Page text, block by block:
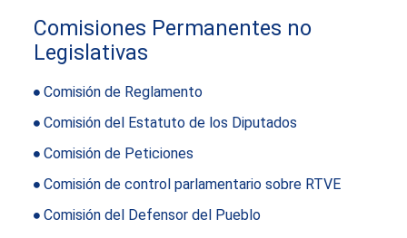
Comisiones Permanentes no
Legislativas
Comisión de Reglamento
Comisión del Estatuto de los Diputados
Comisión de Peticiones
Comisión de control parlamentario sobre RTVE
Comisión del Defensor del Pueblo